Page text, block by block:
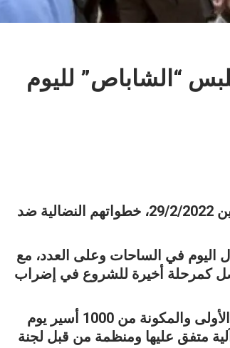
“الشاباص” لليوم
يواصل الأسرى في سجون الاحتلال “الإسرائيلي”، اليوم الاثنين 29/2/2022، خطواتهم النضالية ضد
في الساحات وعلى العدد، مع
كمرحلة أخيرة للشروع في إضراب
وسيتم الشروع في الإضراب المفتوح عن الطعام في دفعته الأولى والمكونة من 1000 أسير يوم
وفق آلية متفق عليها ومنظمة من قبل لجنة